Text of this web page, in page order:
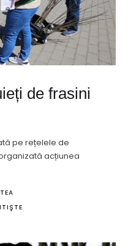
de frasini
pe rețelele de
acțiunea